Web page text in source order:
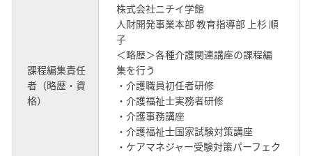
課程編集責任
者（略歴・資
格）
株式会社ニチイ学館
人財開発事業本部 教育指導部 上杉 順
子
＜略歴＞各種介護関連講座の課程編
集を行う
・介護職員初任者研修
・介護福祉士実務者研修
・介護事務講座
・介護福祉士国家試験対策講座
・ケアマネジャー受験対策パーフェク